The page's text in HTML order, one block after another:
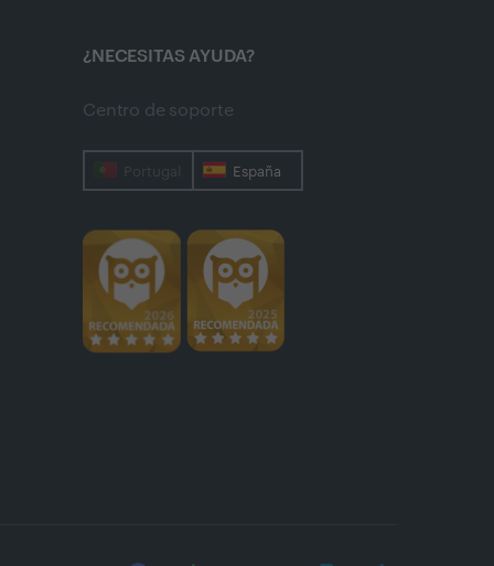
¿NECESITAS AYUDA?
Centro de soporte
Portugal España